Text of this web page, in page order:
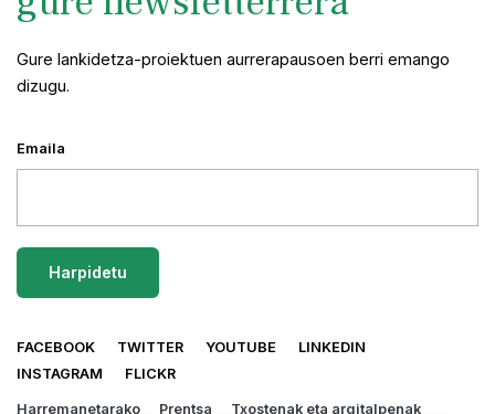
Gure lankidetza-proiektuen aurrerapausoen berri emango
dizugu.
Emaila
FACEBOOK TWITTER YOUTUBE
LINKEDIN
INSTAGRAM
FLICKR
Harremanetarako Prentsa Txostenak eta argitalpenak